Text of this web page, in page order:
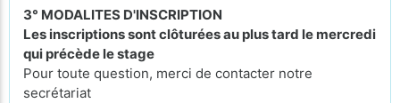
3° MODALITES D'INSCRIPTION
Les inscriptions sont clôturées au plus tard le mercredi
qui précède le stage
Pour toute question, merci de contacter notre
secrétariat